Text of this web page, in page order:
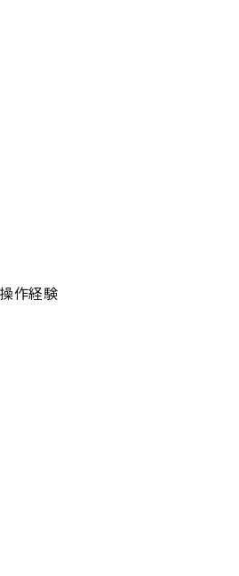
作経験